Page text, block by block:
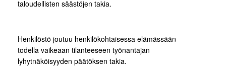
taloudellisten säästöjen takia.
Henkilöstö joutuu henkilökohtaisessa elämässään
todella vaikeaan tilanteeseen työnantajan
lyhytnäköisyyden päätöksen takia.